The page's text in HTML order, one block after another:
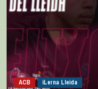
ACB iLerna Lleida